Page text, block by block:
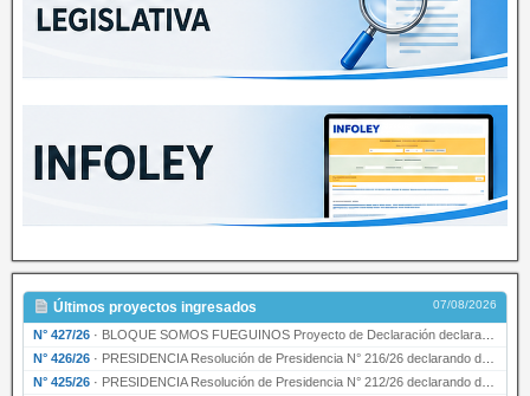
Últimos proyectos ingresados 07/08/2026
N° 427/26 · BLOQUE SOMOS FUEGUINOS Proyecto de Declaración declarando de interés provincial PRESIDENCI…
N° 426/26 · PRESIDENCIA Resolución de Presidencia N° 216/26 declarando de interés provincial la labor …
N° 425/26 · PRESIDENCIA Resolución de Presidencia N° 212/26 declarando de interés provincial el “50° A…